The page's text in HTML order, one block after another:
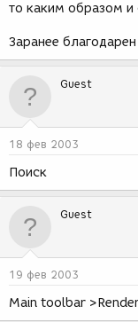
то каким образом
Заранее
Guest
18 фев 2003
Поиск
Guest
19 фев 2003
Main toolbar